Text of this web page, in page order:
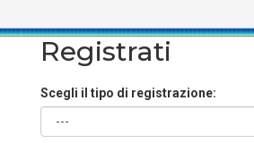
Registrati
Scegli il tipo di registrazione: